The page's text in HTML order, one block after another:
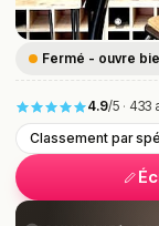
Fermé - ouvre
4.9/5 · 433
Classement par